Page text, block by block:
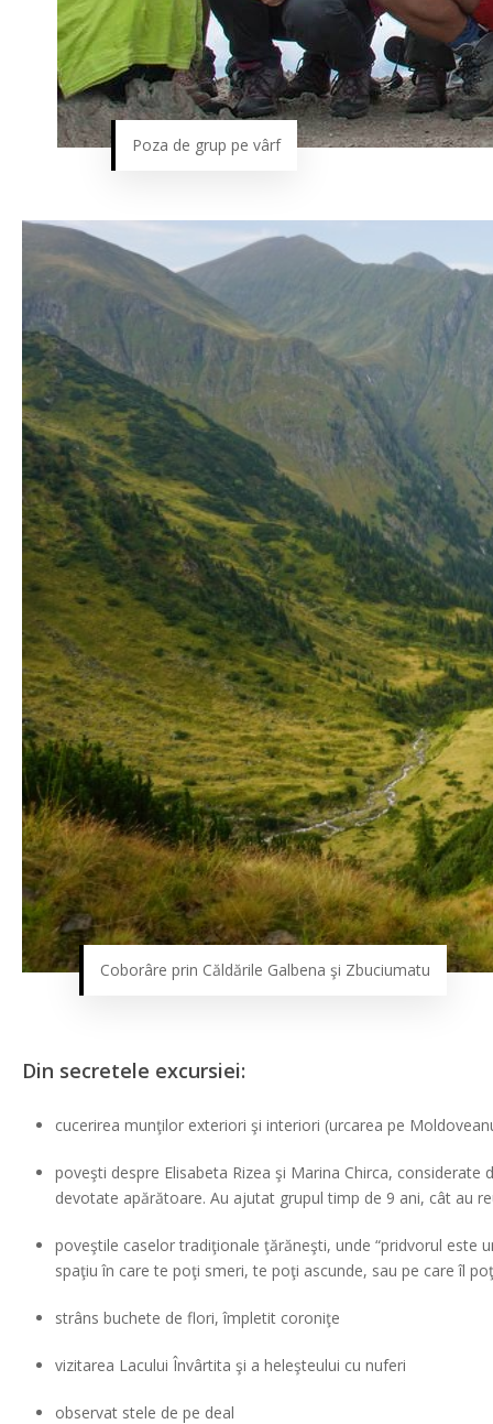
Poza de grup pe vârf
Coborâre prin Căldările Galbena şi Zbuciumatu
Din secretele excursiei:
cucerirea munţilor exteriori şi interiori (urcarea pe
poveşti despre Elisabeta Rizea şi Marina Chirca,
devotate apărătoare. Au ajutat grupul timp de 9 ani, cât au
poveştile caselor tradiţionale ţărăneşti, unde “pridvorul este
spaţiu în care te poţi smeri, te poţi ascunde, sau pe care îl
strâns buchete de flori, împletit coroniţe
vizitarea Lacului Învârtita şi a heleşteului cu nuferi
observat stele de pe deal